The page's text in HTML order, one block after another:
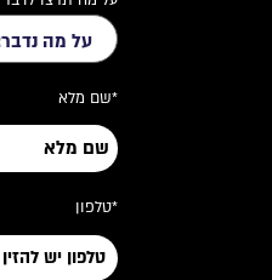
*שם מלא
*טלפון